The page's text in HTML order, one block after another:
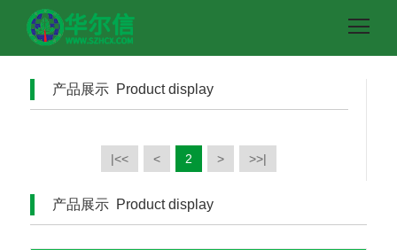
产品展示 Product display
|<< < 2 > >>|
产品展示 Product display